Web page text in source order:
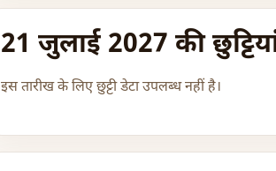
21 जुलाई 2027 की
इस तारीख के लिए छुट्टी डेटा उपलब्ध नहीं है।